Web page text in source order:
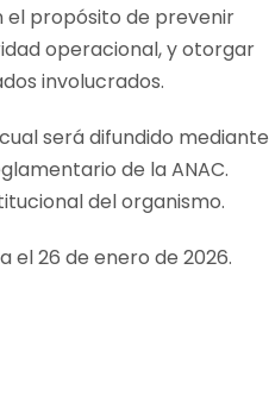
propósito de prevenir
operacional, y otorgar
involucrados.
será difundido mediante
de la ANAC.
del organismo.
el 26 de enero de 2026.